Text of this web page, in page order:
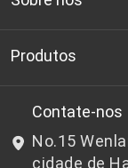
Quem somos
P&D
Notícias e
Produtos
Chips de
Chips de
Contate-nos
No.15
cidade de